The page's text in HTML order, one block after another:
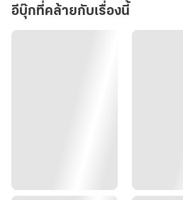
อีบุ๊กที่คล้ายกับเรื่องนี้